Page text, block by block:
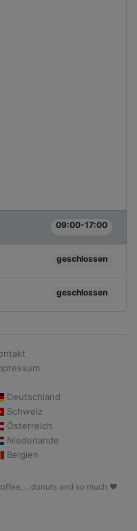
09:00-17:00
geschlossen
geschlossen
Deutschland
Schweiz
Österreich
Niederlande
Belgien
.. donuts and so much ♥